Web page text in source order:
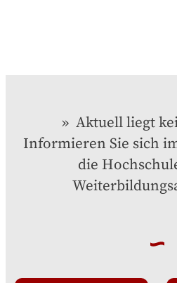
Aktuell liegt
Informieren Sie sich
die